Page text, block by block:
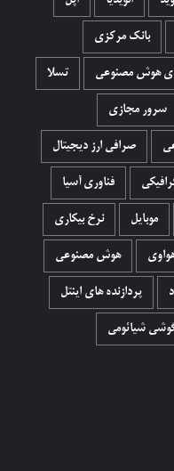
بانک مرکزی
هوش مصنوعی تسلا
سرور مجازی
صرافی ارز دیجیتال
فناوری آسیا
موبایل نرخ بیکاری
هوش مصنوعی
پردازنده های اینتل
شیائومی